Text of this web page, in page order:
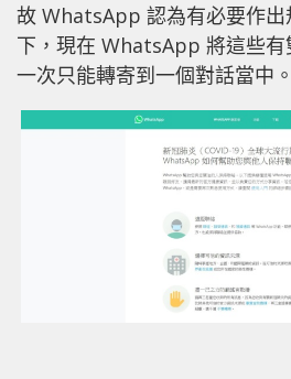
故 WhatsApp 認為有必要作出
下，現在 WhatsApp 將這些有
一次只能轉寄到一個對話當中。